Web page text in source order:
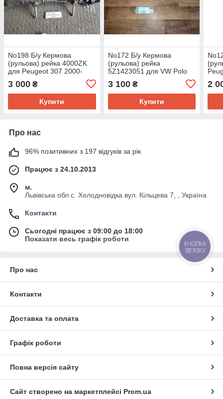
No198 Б/у Кермова
(рульова) рейка 4000ZK
для Peugeot 307 2000-
3 000 ₴
Купити
No172 Б/у Кермова
(рульова) рейка
5Z1423051 для VW Polo
3 100₴
Купити
2
Про нас
96% позитивних з 197 відгуків за рік
Працює з 24.10.2013
м.
Львівська обл с. Холодновідка вул. Кільцева 7, , Україна
Контакти
Сьогодні працює з 09:00 до 18:00
Показати весь графік роботи
Про нас
Контакти
Доставка та оплата
Графік роботи
Повна версія сайту
Сайт створено на маркетплейсі Prom.ua
КНОПКА
ЗВ'ЯЗКУ